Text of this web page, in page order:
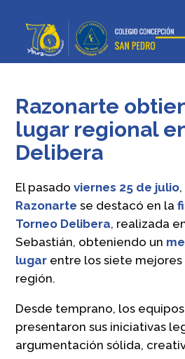
Razonarte
lugar regional
Delibera
El pasadoviernes 25 de julio
Razonarte se destacó en la
Torneo Delibera, realizada
Sebastián, obteniendo un
lugar entre los siete
región.
Desde temprano, los
presentaron sus iniciativas
argumentación sólida,